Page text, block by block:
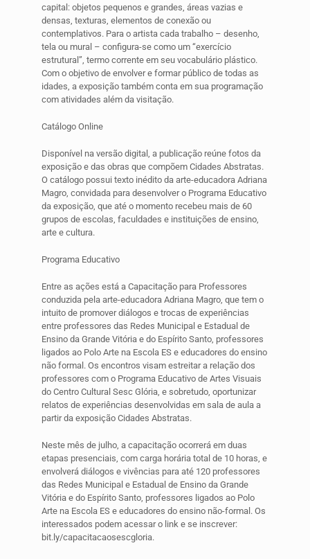
capital: objetos pequenos e grandes, áreas vazias e
densas, texturas, elementos de conexão ou
contemplativos. Para o artista cada trabalho – desenho,
tela ou mural – configura-se como um “exercício
estrutural”, termo corrente em seu vocabulário plástico.
Com o objetivo de envolver e formar público de todas as
idades, a exposição também conta em sua programação
com atividades além da visitação.
Catálogo Online
Disponível na versão digital, a publicação reúne fotos da
exposição e das obras que compõem Cidades Abstratas.
O catálogo possui texto inédito da arte-educadora Adriana
Magro, convidada para desenvolver o Programa Educativo
da exposição, que até o momento recebeu mais de 60
grupos de escolas, faculdades e instituições de ensino,
arte e cultura.
Programa Educativo
Entre as ações está a Capacitação para Professores
conduzida pela arte-educadora Adriana Magro, que tem o
intuito de promover diálogos e trocas de experiências
entre professores das Redes Municipal e Estadual de
Ensino da Grande Vitória e do Espírito Santo, professores
ligados ao Polo Arte na Escola ES e educadores do ensino
não formal. Os encontros visam estreitar a relação dos
professores com o Programa Educativo de Artes Visuais
do Centro Cultural Sesc Glória, e sobretudo, oportunizar
relatos de experiências desenvolvidas em sala de aula a
partir da exposição Cidades Abstratas.
Neste mês de julho, a capacitação ocorrerá em duas
etapas presenciais, com carga horária total de 10 horas, e
envolverá diálogos e vivências para até 120 professores
das Redes Municipal e Estadual de Ensino da Grande
Vitória e do Espírito Santo, professores ligados ao Polo
Arte na Escola ES e educadores do ensino não-formal. Os
interessados podem acessar o link e se inscrever:
bit.ly/capacitacaosescgloria.